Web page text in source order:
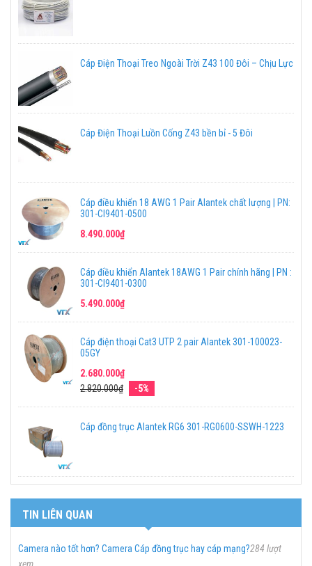
Cáp Điện Thoại Treo Ngoài Trời Z43 100 Đôi – Chịu Lực
Cáp Điện Thoại Luồn Cống Z43 bền bỉ - 5 Đôi
Cáp điều khiển 18 AWG 1 Pair Alantek chất lượng | PN:
301-CI9401-0500
8.490.000₫
Cáp điều khiển Alantek 18AWG 1 Pair chính hãng | PN :
301-CI9401-0300
5.490.000₫
Cáp điện thoại Cat3 UTP 2 pair Alantek 301-100023-
05GY
2.680.000₫
2.820.000₫
-5%
Cáp đồng trục Alantek RG6 301-RG0600-SSWH-1223
TIN LIÊN QUAN
Camera nào tốt hơn? Camera Cáp đồng trục hay cáp mạng?284 lượt
xem